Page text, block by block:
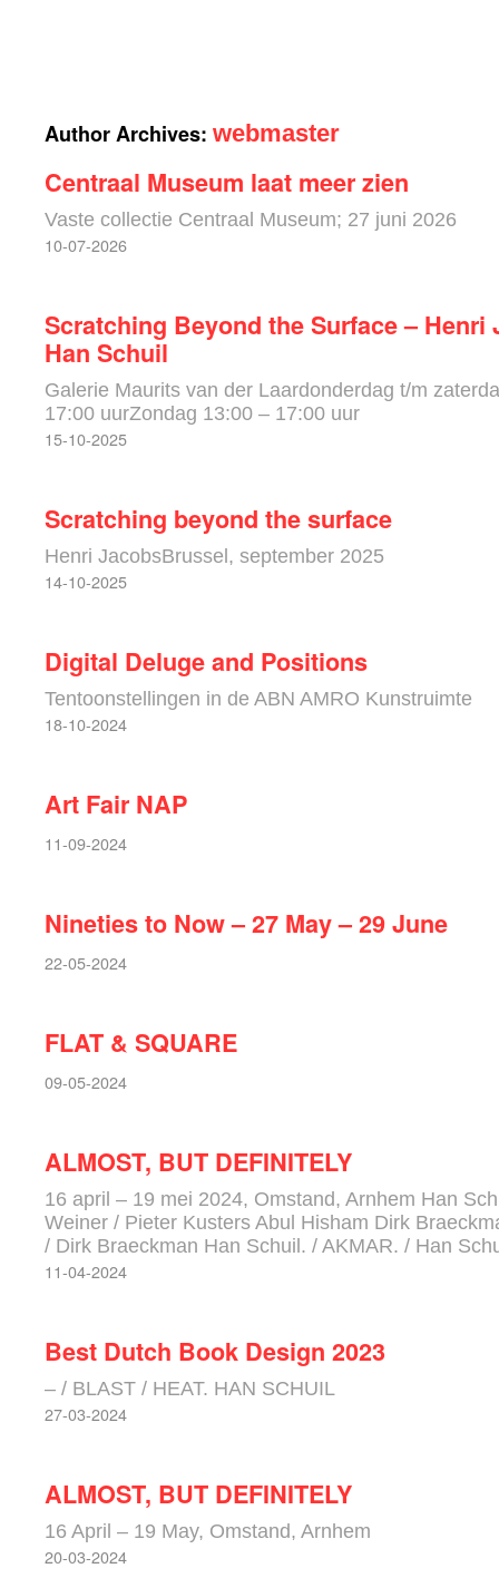
Author Archives: webmaster
Centraal Museum laat meer zien
Vaste collectie Centraal Museum; 27 juni 2026
10-07-2026
Scratching Beyond the Surface – Henri
Han Schuil
Galerie Maurits van der Laardonderdag t/m
17:00 uurZondag 13:00 – 17:00 uur
15-10-2025
Scratching beyond the surface
Henri JacobsBrussel, september 2025
14-10-2025
Digital Deluge and Positions
Tentoonstellingen in de ABN AMRO Kunstruimte
18-10-2024
Art Fair NAP
11-09-2024
Nineties to Now – 27 May – 29 June
22-05-2024
FLAT & SQUARE
09-05-2024
ALMOST, BUT DEFINITELY
16 april – 19 mei 2024, Omstand, Arnhem Han
Weiner / Pieter Kusters Abul Hisham Dirk
/ Dirk Braeckman Han Schuil. / AKMAR. / Han
11-04-2024
Best Dutch Book Design 2023
– / BLAST / HEAT. HAN SCHUIL
27-03-2024
ALMOST, BUT DEFINITELY
16 April – 19 May, Omstand, Arnhem
20-03-2024